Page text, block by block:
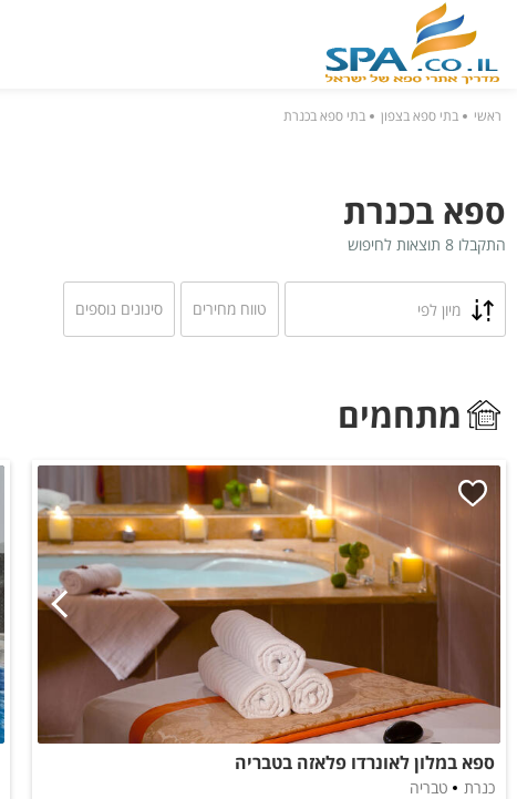
ראשי בתי ספא בצפון בתי ספא בכנרת
ספא בכנרת
התקבלו 8 תוצאות לחיפוש
מיון לפי טווח מחירים סינונים נוספים
מתחמים
ספא במלון לאונרדו פלאזה בטבריה
כנרת טבריה